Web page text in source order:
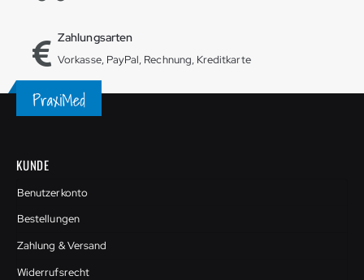
Zahlungsarten
Vorkasse, PayPal, Rechnung, Kreditkarte
KUNDE
Benutzerkonto
Bestellungen
Zahlung & Versand
Widerrufsrecht